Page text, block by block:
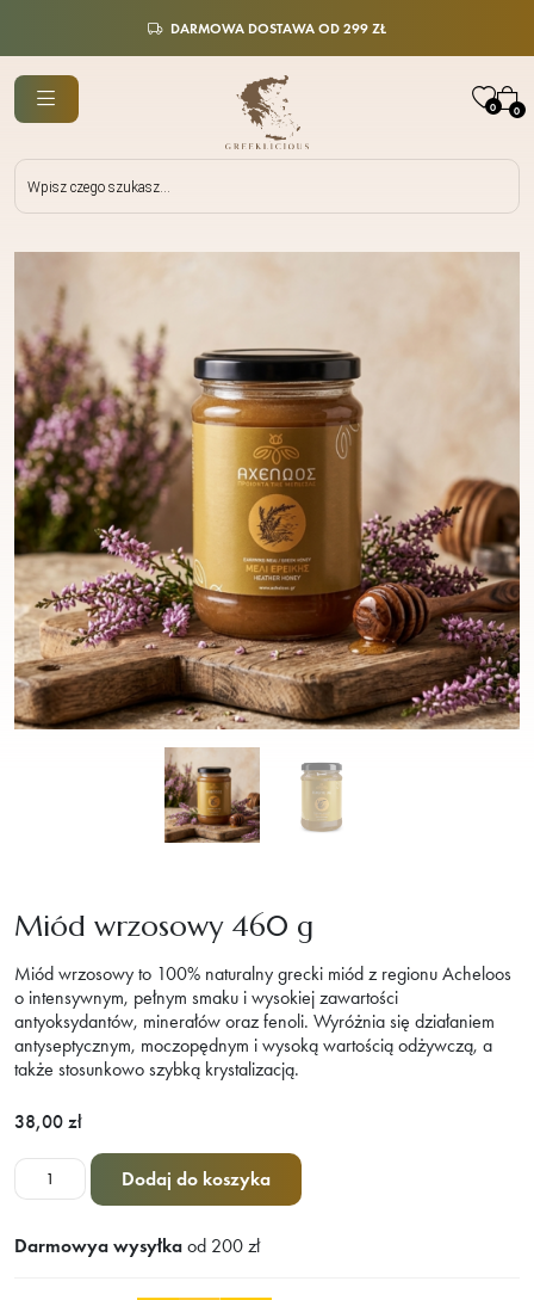
DARMOWA DOSTAWA OD 299 ZŁ
0 0
Wyszukiwarka
produktów
Miód wrzosowy 460 g
Miód wrzosowy to 100% naturalny grecki miód z regionu Acheloos
o intensywnym, pełnym smaku i wysokiej zawartości
antyoksydantów, minerałów oraz fenoli. Wyróżnia się działaniem
antyseptycznym, moczopędnym i wysoką wartością odżywczą, a
także stosunkowo szybką krystalizacją.
38,00 zł
ilość
Miód
460
Dodaj do koszyka
Darmowya wysyłka od 200 zł